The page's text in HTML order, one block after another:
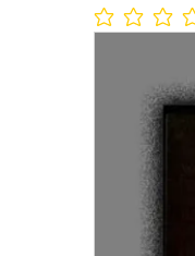
No ratings yet